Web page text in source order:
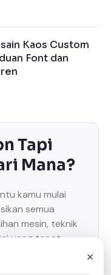
Kaos Custom
Font dan
Tapi
Mana?
kamu mulai
semua
mesin, teknik
yang tepat.
cara memulai ×